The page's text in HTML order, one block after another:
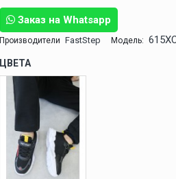
Заказ на Whatsapp
Производители FastStep Модель:
ЦВЕТА